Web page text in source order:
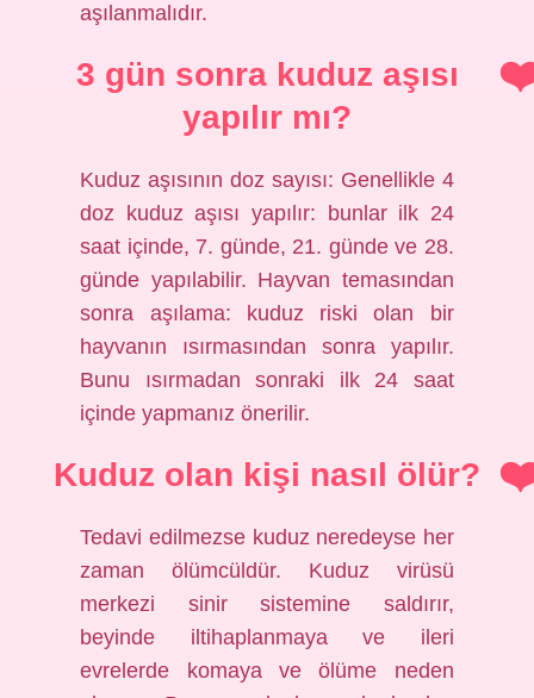
aşılanmalıdır.
3 gün sonra kuduz aşısı
yapılır mı?
Kuduz aşısının doz sayısı: Genellikle 4
doz kuduz aşısı yapılır: bunlar ilk 24
saat içinde, 7. günde, 21. günde ve 28.
günde yapılabilir. Hayvan temasından
sonra aşılama: kuduz riski olan bir
hayvanın ısırmasından sonra yapılır.
Bunu ısırmadan sonraki ilk 24 saat
içinde yapmanız önerilir.
Kuduz olan kişi nasıl ölür?
Tedavi edilmezse kuduz neredeyse her
zaman ölümcüldür. Kuduz virüsü
merkezi sinir sistemine saldırır,
beyinde iltihaplanmaya ve ileri
evrelerde komaya ve ölüme neden